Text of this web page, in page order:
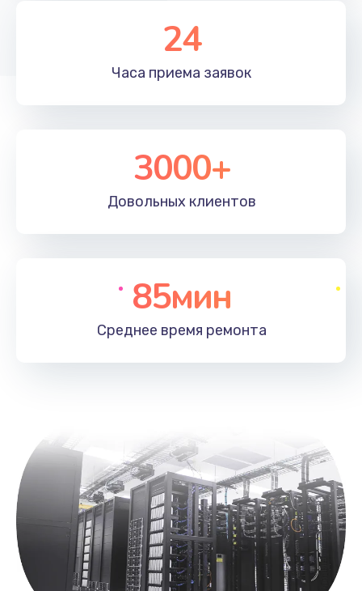
24
Часа приема заявок
3000+
Довольных клиентов
85мин
Среднее время ремонта